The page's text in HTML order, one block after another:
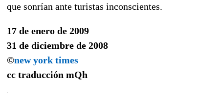
que sonrían ante turistas inconscientes.
17 de enero de 2009
31 de diciembre de 2008
©new york times
cc traducción mQh